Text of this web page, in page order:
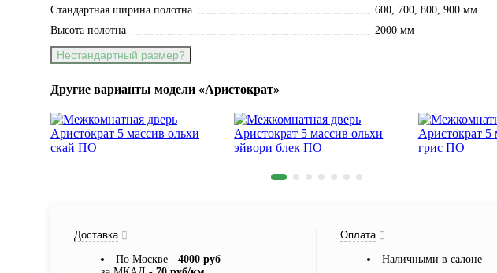
Стандартная ширина полотна
600, 700, 800, 900 мм
Высота полотна
2000 мм
Нестандартный размер?
Другие варианты модели «Аристократ»
Доставка
По Москве - 4000 руб
Оплата
Наличными в салоне